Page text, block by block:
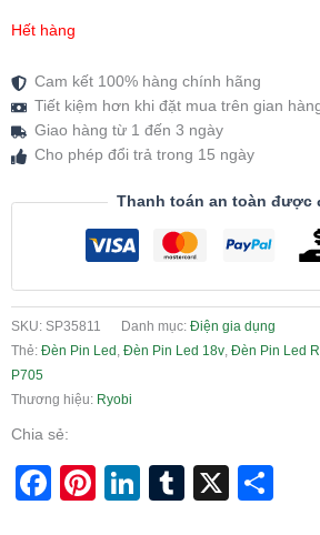
Hết hàng
Cam kết 100% hàng chính hãng
Tiết kiệm hơn khi đặt mua trên gian
Giao hàng từ 1 đến 3 ngày
Cho phép đổi trả trong 15 ngày
Thanh toán an toàn được
SKU: SP35811 Danh mục: Điện gia dụng
Thẻ: Đèn Pin Led Đèn Pin Led 18v Đèn Pin Led
P705
Thương hiệu: Ryobi
Chia sẻ:
Facebook
Pinterest
LinkedIn
Tumblr
X